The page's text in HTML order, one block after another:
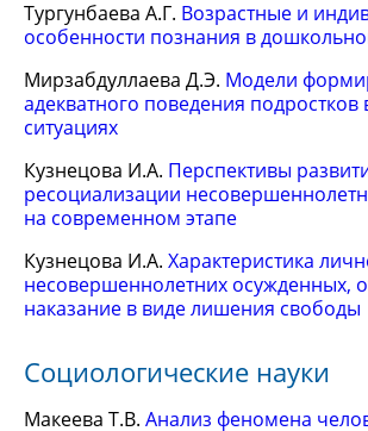
Тургунбаева А.Г. Возрастные и
особенности познания в
Мирзабдуллаева Д.Э. Модели
адекватного поведения подростков
ситуациях
Кузнецова И.А. Перспективы
ресоциализации
на современном этапе
Кузнецова И.А. Характеристика
несовершеннолетних осужденных,
наказание в виде лишения свободы
Социологические науки
Макеева Т.В. Анализ феномена